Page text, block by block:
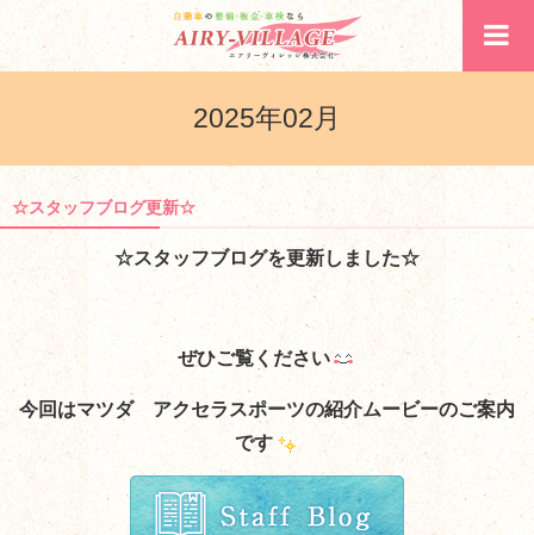
2025年02月
☆スタッフブログ更新☆
☆スタッフブログを更新しました☆
ぜひご覧ください
今回はマツダ アクセラスポーツの紹介ムービーのご案内
です